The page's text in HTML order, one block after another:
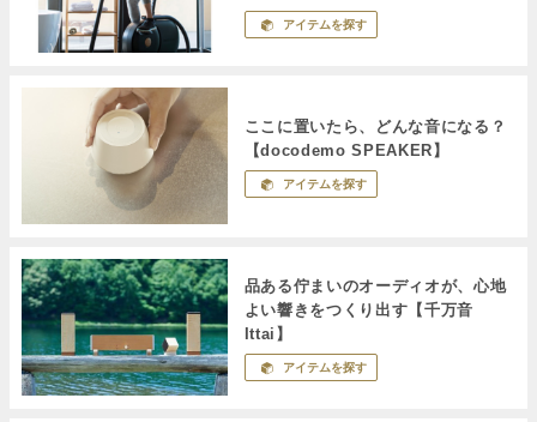
アイテムを探す
ここに置いたら、どんな音になる？
【docodemo SPEAKER】
アイテムを探す
品ある佇まいのオーディオが、心地
よい響きをつくり出す【千万音
Ittai】
アイテムを探す